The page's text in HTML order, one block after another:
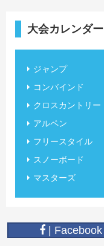
大会カレンダー
ジャンプ
コンバインド
クロスカントリー
アルペン
フリースタイル
スノーボード
マスターズ
| Facebook